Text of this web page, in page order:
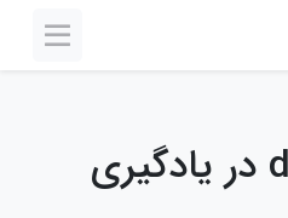
الگوریتم dbscan در یادگیری